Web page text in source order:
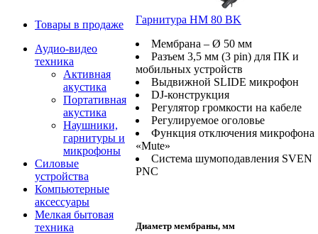
Товары в продаже
Аудио-видео
техника
Активная
акустика
Портативная
акустика
Наушники,
гарнитуры и
микрофоны
Силовые
устройства
Компьютерные
аксессуары
Мелкая бытовая
техника
Гарнитура HM 80 BK
Мембрана – Ø 50 мм
Разъем 3,5 мм (3 pin) для ПК и
мобильных устройств
Выдвижной SLIDE микрофон
DJ-конструкция
Регулятор громкости на кабеле
Регулируемое оголовье
Функция отключения микрофона
«Mute»
Система шумоподавления SVEN
PNC
Диаметр мембраны, мм